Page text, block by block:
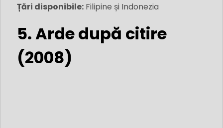
Țări disponibile: Filipine și Indonezia
5. Arde după citire
(2008)